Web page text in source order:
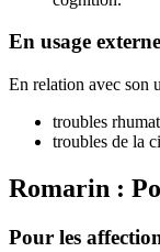
En usage externe
En relation avec son
troubles
troubles de la
Romarin :
Pour les